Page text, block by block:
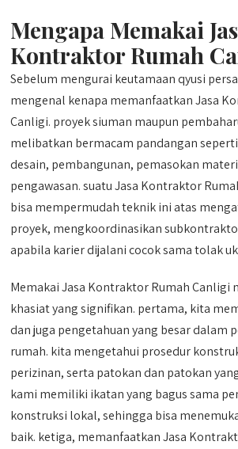
Mengapa Memakai
Kontraktor Rumah
Sebelum mengurai keutamaan qyusi
mengenal kenapa memanfaatkan Jasa
Canligi. proyek siuman maupun
melibatkan bermacam pandangan
desain, pembangunan, pemasokan
pengawasan. suatu Jasa Kontraktor
bisa mempermudah teknik ini atas
proyek, mengkoordinasikan
apabila karier dijalani cocok sama tolak
Memakai Jasa Kontraktor Rumah Canligi
khasiat yang signifikan. pertama, kita
dan juga pengetahuan yang besar dalam
rumah. kita mengetahui prosedur
perizinan, serta patokan dan patokan
kami memiliki ikatan yang bagus sama
konstruksi lokal, sehingga bisa
baik. ketiga, memanfaatkan Jasa